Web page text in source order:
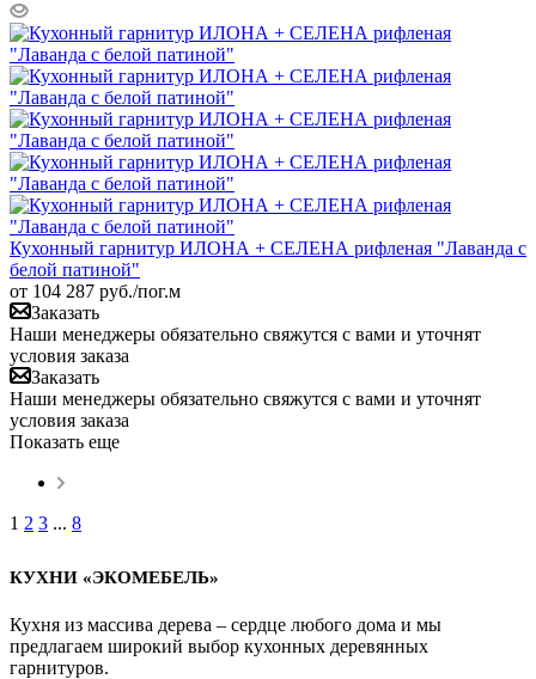
Кухонный гарнитур ИЛОНА + СЕЛЕНА рифленая "Лаванда с
белой патиной"
от 104 287 руб./пог.м
Заказать
Наши менеджеры обязательно свяжутся с вами и уточнят
условия заказа
Заказать
Наши менеджеры обязательно свяжутся с вами и уточнят
условия заказа
Показать еще
1 2 3 ... 8
КУХНИ «ЭКОМЕБЕЛЬ»
Кухня из массива дерева – сердце любого дома и мы
предлагаем широкий выбор кухонных деревянных
гарнитуров.